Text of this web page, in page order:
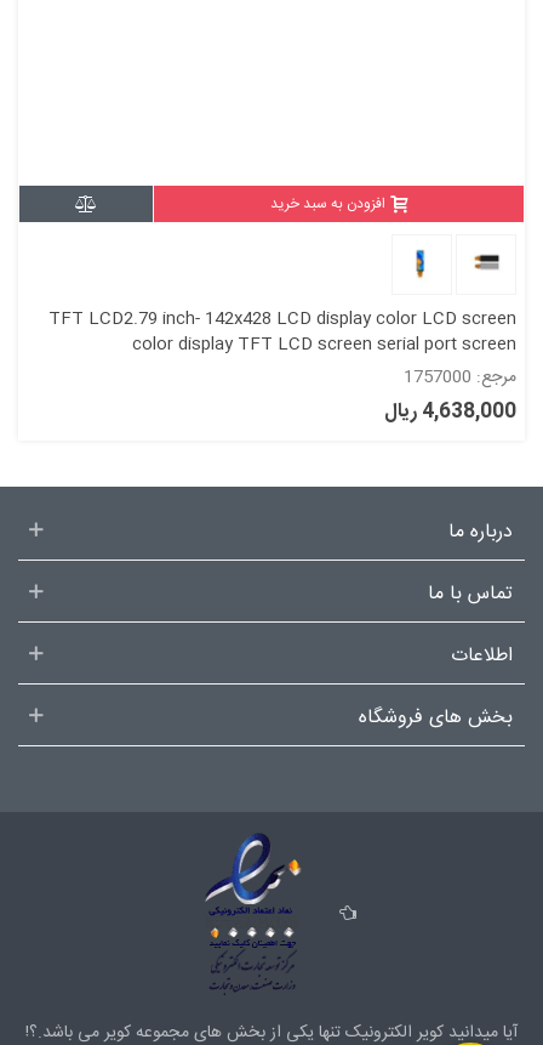
افزودن به سبد خرید
TFT LCD2.79 inch- 142x428 LCD display color LCD screen
color display TFT LCD screen serial port screen
مرجع: 1757000
4,638,000 ریال
درباره ما
تماس با ما
اطلاعات
بخش های فروشگاه
آیا میدانید کویر الکترونیک تنها یکی از بخش هایمجموعه کویرمی باشد.؟!